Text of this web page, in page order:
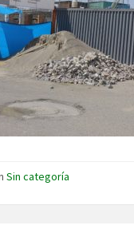
Sin categoría